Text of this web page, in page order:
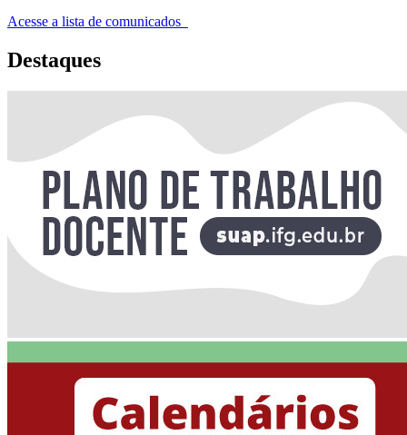
Acesse a lista de comunicados
Destaques